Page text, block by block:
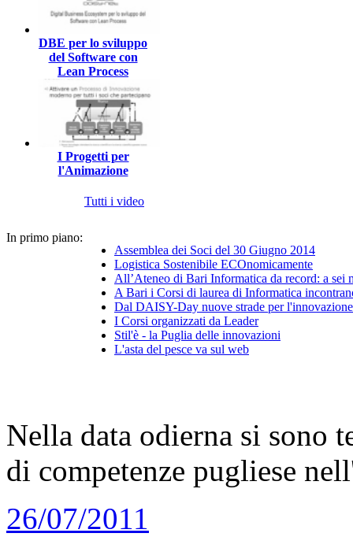
DBE per lo sviluppo
del Software con
Lean Process
I Progetti per
l'Animazione
Tutti i video
In primo piano:
Assemblea dei Soci del 30 Giugno 2014
Logistica Sostenibile ECOnomicamente
All’Ateneo di Bari Informatica da record: a sei
A Bari i Corsi di laurea di Informatica
Dal DAISY-Day nuove strade per
I Corsi organizzati da Leader
Stil'è - la Puglia delle innovazioni
L'asta del pesce va sul web
Nella data odierna si sono
di competenze pugliese
26/07/2011